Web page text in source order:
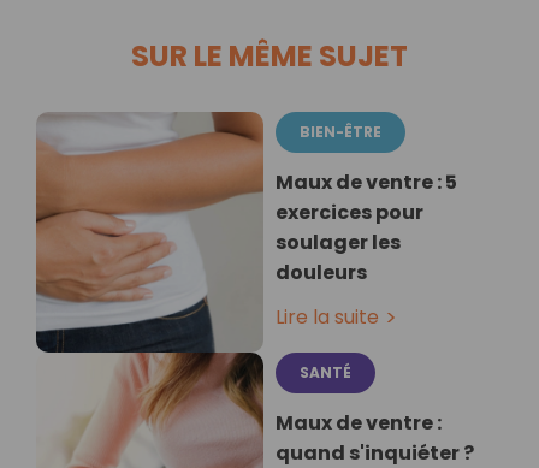
SUR LE MÊME SUJET
BIEN-ÊTRE
Maux de ventre : 5
exercices pour
soulager les
douleurs
Lire la suite
SANTÉ
Maux de ventre :
quand s'inquiéter ?